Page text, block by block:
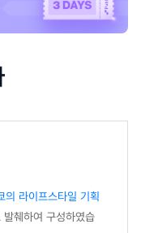
의 라이프스타일 기획
췌하여 구성하였습